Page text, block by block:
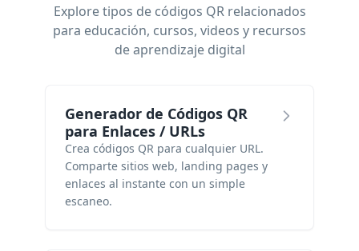
Explore tipos de códigos QR relacionados
para educación, cursos, videos y recursos
de aprendizaje digital
Generador de Códigos QR
para Enlaces / URLs
Crea códigos QR para cualquier URL.
Comparte sitios web, landing pages y
enlaces al instante con un simple
escaneo.